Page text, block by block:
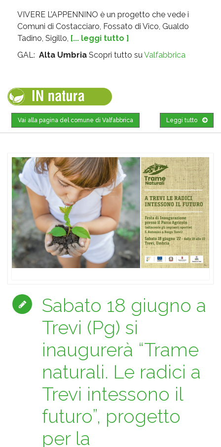
VIVERE L’APPENNINO è un progetto che vede i
Comuni di Costacciaro, Fossato di Vico, Gualdo
Tadino, Sigillo, [... leggi tutto ]
GAL: Alta Umbria Scopri tutto suValfabbrica
Leggi tutto
Vai alla pagina del comune di Valfabbrica
Sabato 18 giugno a
Trevi (Pg) si
inaugurerà “Trame
naturali. Le radici a
Trevi intessono il
futuro”, progetto
per la